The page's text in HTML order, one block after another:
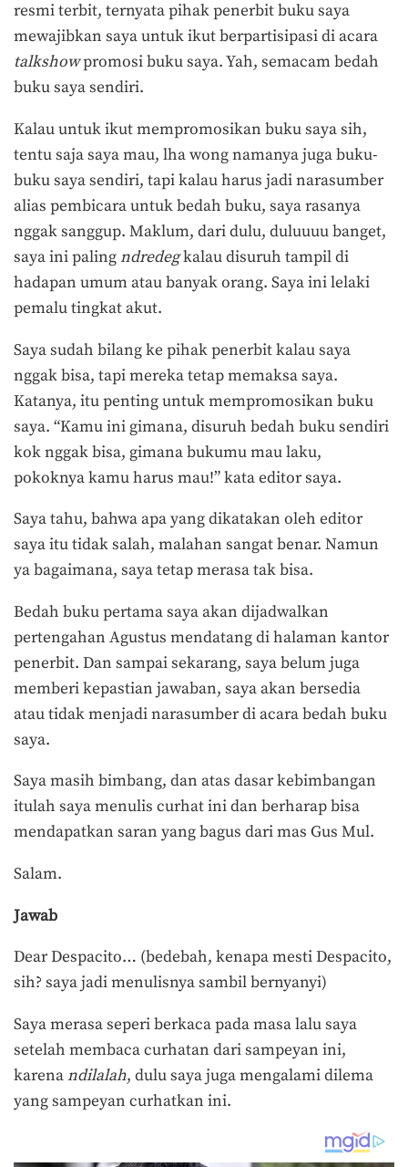
resmi terbit, ternyata pihak penerbit buku saya
mewajibkan saya untuk ikut berpartisipasi di acara
talkshowpromosi buku saya. Yah, semacam bedah
buku saya sendiri.
Kalau untuk ikut mempromosikan buku saya sih,
tentu saja saya mau, lha wong namanya juga buku-
buku saya sendiri, tapi kalau harus jadi narasumber
alias pembicara untuk bedah buku, saya rasanya
nggak sanggup. Maklum, dari dulu, duluuuu banget,
saya ini palingndredegkalau disuruh tampil di
hadapan umum atau banyak orang. Saya ini lelaki
pemalu tingkat akut.
Saya sudah bilang ke pihak penerbit kalau saya
nggak bisa, tapi mereka tetap memaksa saya.
Katanya, itu penting untuk mempromosikan buku
saya. “Kamu ini gimana, disuruh bedah buku sendiri
kok nggak bisa, gimana bukumu mau laku,
pokoknya kamu harus mau!” kata editor saya.
Saya tahu, bahwa apa yang dikatakan oleh editor
saya itu tidak salah, malahan sangat benar. Namun
ya bagaimana, saya tetap merasa tak bisa.
Bedah buku pertama saya akan dijadwalkan
pertengahan Agustus mendatang di halaman kantor
penerbit. Dan sampai sekarang, saya belum juga
memberi kepastian jawaban, saya akan bersedia
atau tidak menjadi narasumber di acara bedah buku
saya.
Saya masih bimbang, dan atas dasar kebimbangan
itulah saya menulis curhat ini dan berharap bisa
mendapatkan saran yang bagus dari mas Gus Mul.
Salam.
Jawab
Dear Despacito… (bedebah, kenapa mesti Despacito,
sih? saya jadi menulisnya sambil bernyanyi)
Saya merasa seperi berkaca pada masa lalu saya
setelah membaca curhatan dari sampeyan ini,
karenandilalah, dulu saya juga mengalami dilema
yang sampeyan curhatkan ini.